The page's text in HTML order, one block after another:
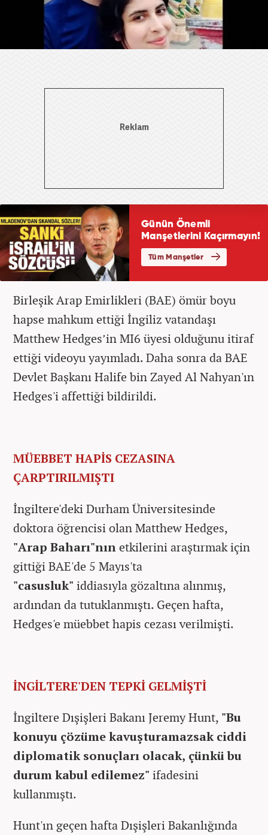
Birleşik Arap Emirlikleri (BAE) ömür boyu
hapse mahkum ettiği İngiliz vatandaşı
Matthew Hedges’in MI6 üyesi olduğunu itiraf
ettiği videoyu yayımladı. Daha sonra da BAE
Devlet Başkanı Halife bin Zayed Al Nahyan'ın
Hedges'i affettiği bildirildi.
MÜEBBET HAPİS CEZASINA
ÇARPTIRILMIŞTI
İngiltere'deki Durham Üniversitesinde
doktora öğrencisi olan Matthew Hedges,
"Arap Baharı"nınetkilerini araştırmak için
gittiği BAE'de 5 Mayıs'ta
"casusluk" iddiasıyla gözaltına alınmış,
ardından da tutuklanmıştı. Geçen hafta,
Hedges'e müebbet hapis cezası verilmişti.
İNGİLTERE'DEN TEPKİ GELMİŞTİ
İngiltere Dışişleri Bakanı Jeremy Hunt, "Bu
konuyu çözüme kavuşturamazsak ciddi
diplomatik sonuçları olacak, çünkü bu
durum kabul edilemez" ifadesini
kullanmıştı.
Hunt'ın geçen hafta Dışişleri Bakanlığında